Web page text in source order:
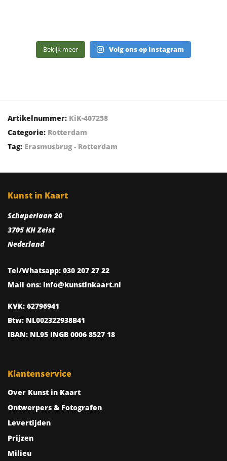
Bekijk meer Volg ons op Instagram
Artikelnummer: KiK-407258
Categorie: Rotterdam
Tag: Erasmusbrug - Rotterdam
Kunst in Kaart
Schaperlaan 20
3705 KH Zeist
Nederland
Tel/Whatsapp: 030 207 27 22
Mail ons: info@kunstinkaart.nl
KVK: 62796941
Btw: NL002322938B41
IBAN: NL95 INGB 0006 8527 18
Klantenservice
Over Kunst in Kaart
Ontwerpers & Fotografen
Levertijden
Prijzen
Milieu